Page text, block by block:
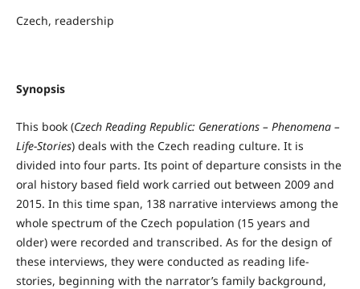
Czech, readership
Synopsis
This book (Czech Reading Republic: Generations – Phenomena –
Life-Stories) deals with the Czech reading culture. It is
divided into four parts. Its point of departure consists in the
oral history based field work carried out between 2009 and
2015. In this time span, 138 narrative interviews among the
whole spectrum of the Czech population (15 years and
older) were recorded and transcribed. As for the design of
these interviews, they were conducted as reading life-
stories, beginning with the narrator’s family background,